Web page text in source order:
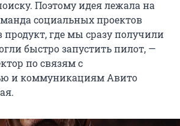
Поэтому идея лежала на
социальных проектов
продукт, где мы сразу получили
быстро запустить пилот, —
по связям с
и коммуникациям Авито